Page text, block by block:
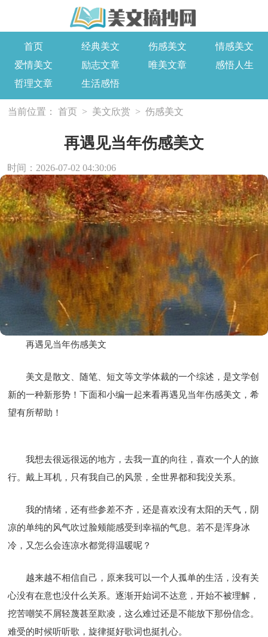
首页 经典美文 伤感美文
情感美文
爱情美文
励志文章 唯美文章
感悟人生
哲理文章
生活感悟
当前位置： 首页 > 美文欣赏 > 伤感美文
再遇见当年伤感美文
时间：2026-07-02 04:30:06
再遇见当年伤感美文
美文是散文、随笔、短文等文学体裁的一个综述，是文学创
新的一种新形势！下面和小编一起来看再遇见当年伤感美文，希
望有所帮助！
我想去很远很远的地方，去我一直的向往，喜欢一个人的旅
行。戴上耳机，只有我自己的风景，全世界都和我没关系。
我的情绪，还有些参差不齐，还是喜欢没有太阳的天气，阴
凉的单纯的风气吹过脸颊能感受到幸福的气息。若不是浑身冰
冷，又怎么会连凉水都觉得温暖呢？
越来越不相信自己，原来我可以一个人孤单的生活，没有关
心没有在意也没什么关系。逐渐开始词不达意，开始不被理解，
挖苦嘲笑不屑轻蔑甚至欺凌，这么难过还是不能放下那份信念。
难受的时候听听歌，旋律挺好歌词也挺扎心。